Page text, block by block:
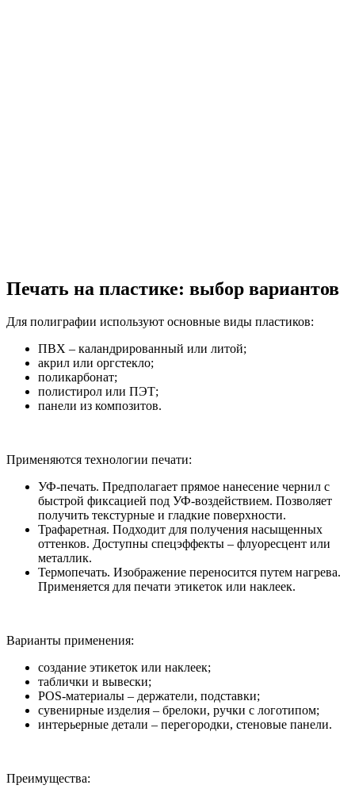
Печать на пластике: выбор вариантов
Для полиграфии используют основные виды пластиков:
ПВХ – каландрированный или литой;
акрил или оргстекло;
поликарбонат;
полистирол или ПЭТ;
панели из композитов.
Применяются технологии печати:
УФ-печать. Предполагает прямое нанесение чернил с
быстрой фиксацией под УФ-воздействием. Позволяет
получить текстурные и гладкие поверхности.
Трафаретная. Подходит для получения насыщенных
оттенков. Доступны спецэффекты – флуоресцент или
металлик.
Термопечать. Изображение переносится путем нагрева.
Применяется для печати этикеток или наклеек.
Варианты применения:
создание этикеток или наклеек;
таблички и вывески;
POS-материалы – держатели, подставки;
сувенирные изделия – брелоки, ручки с логотипом;
интерьерные детали – перегородки, стеновые панели.
Преимущества: